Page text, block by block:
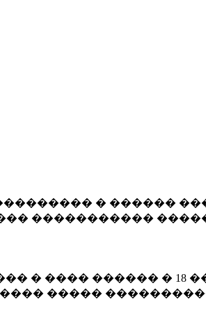
� ������
�����������
� ���� ������ � 18
�����